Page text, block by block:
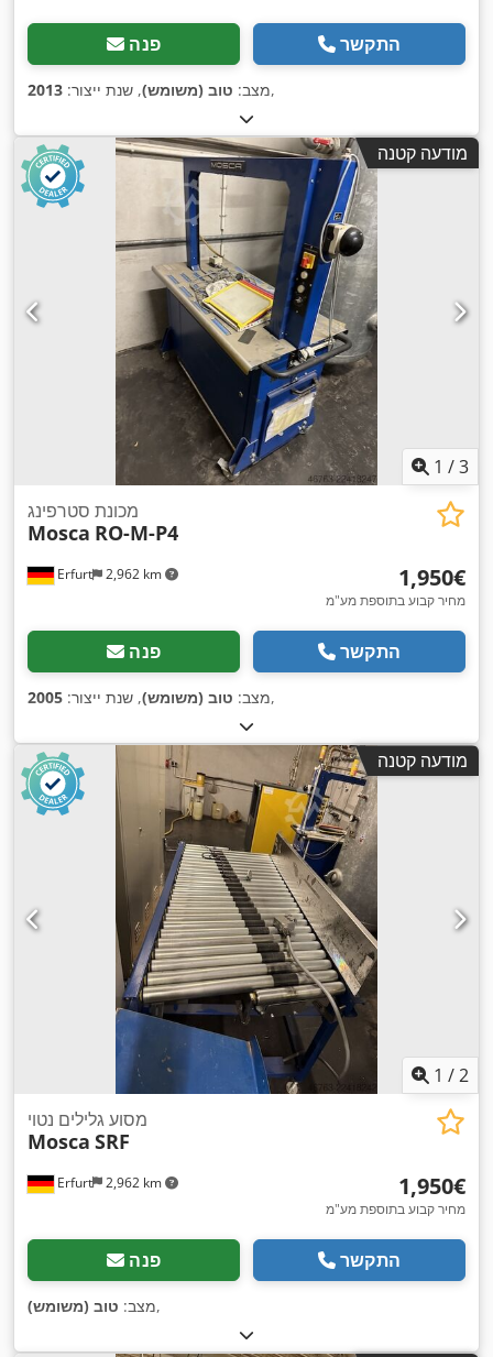
פנה התקשר
מצב: טוב (משומש), שנת ייצור: 2013 ,
מודעה קטנה
1 /3
Erfurt 2,962 km
מכונת סטרפינג
Mosca RO-M-P4
‏1,950 ‏€
מחיר קבוע בתוספת מע"מ
פנה התקשר
מצב: טוב (משומש), שנת ייצור: 2005 ,
מודעה קטנה
1 /2
Erfurt 2,962 km
מסוע גלילים נטוי
Mosca SRF
‏1,950 ‏€
מחיר קבוע בתוספת מע"מ
פנה התקשר
מצב: טוב (משומש) ,